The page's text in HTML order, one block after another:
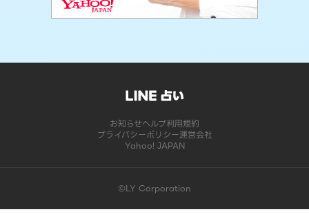
お知らせヘルプ利用規約
プライバシーポリシー運営会社
Yahoo! JAPAN
©LY Corporation
このコンテンツは掲載が終了しました | LINE占い